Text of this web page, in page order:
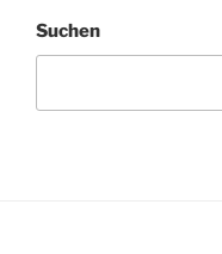
Suchen